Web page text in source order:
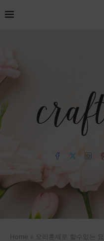
Home » 오리훈제로 할수있는